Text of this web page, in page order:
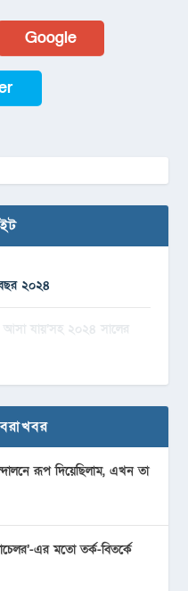
Google
বছর ২০২৪
যায়’সহ ২০২৪ সালের
রূপ দিয়েছিলাম, এখন তা
এর মতো তর্ক-বিতর্কে